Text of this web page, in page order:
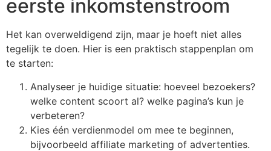
eerste inkomstenstroom
Het kan overweldigend zijn, maar je hoeft niet alles
tegelijk te doen. Hier is een praktisch stappenplan om
te starten:
Analyseer je huidige situatie: hoeveel bezoekers?
welke content scoort al? welke pagina’s kun je
verbeteren?
Kies één verdienmodel om mee te beginnen,
bijvoorbeeld affiliate marketing of advertenties.